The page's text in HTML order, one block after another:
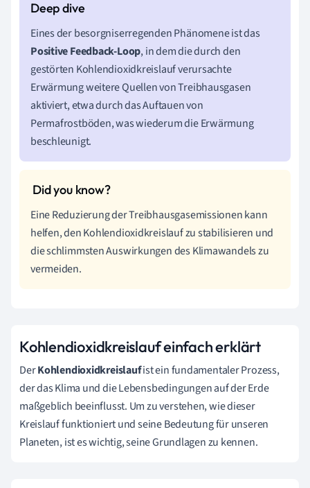
Eines der besorgniserregenden Phänomene ist das
Positive Feedback-Loop, in dem die durch den
gestörten Kohlendioxidkreislauf verursachte
Erwärmung weitere Quellen von Treibhausgasen
aktiviert, etwa durch das Auftauen von
Permafrostböden, was wiederum die Erwärmung
beschleunigt.
Eine Reduzierung der Treibhausgasemissionen kann
helfen, den Kohlendioxidkreislauf zu stabilisieren und
die schlimmsten Auswirkungen des Klimawandels zu
vermeiden.
Kohlendioxidkreislauf einfach erklärt
DerKohlendioxidkreislaufist ein fundamentaler Prozess,
der das Klima und die Lebensbedingungen auf der Erde
maßgeblich beeinflusst. Um zu verstehen, wie dieser
Kreislauf funktioniert und seine Bedeutung für unseren
Planeten, ist es wichtig, seine Grundlagen zu kennen.